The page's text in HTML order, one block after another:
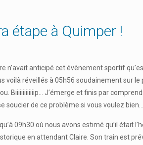
étape à Quimper !
n’avait anticipé cet évènement sportif
voilà réveillés à 05h56 soudainement sur
Biiiiiiiiiiiiip… J’émerge et finis par
soucier de ce problème si vous voulez bien…
09h30 où nous avons estimé qu’il était
en attendant Claire. Son train est